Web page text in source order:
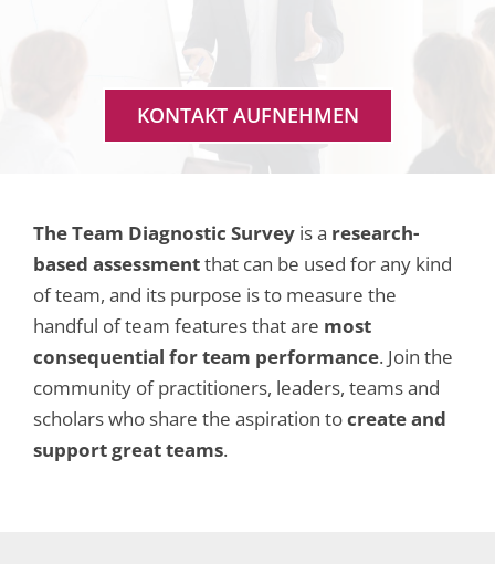
KONTAKT AUFNEHMEN
The Team Diagnostic Survey is a research-
based assessmentthat can be used for any kind
of team, and its purpose is to measure the
handful of team features that are most
consequential for team performance. Join the
community of practitioners, leaders, teams and
scholars who share the aspiration tocreate and
support great teams.